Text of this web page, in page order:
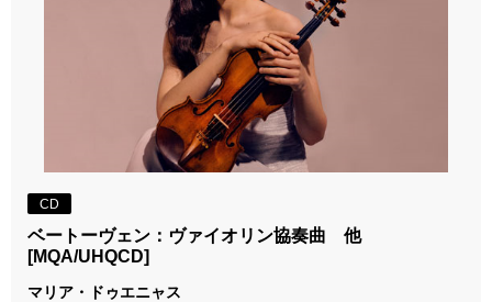
CD
ベートーヴェン：ヴァイオリン協奏曲 他
[MQA/UHQCD]
マリア・ドゥエニャス